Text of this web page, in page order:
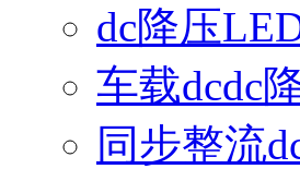
dc降压
车载dcdc
同步整流